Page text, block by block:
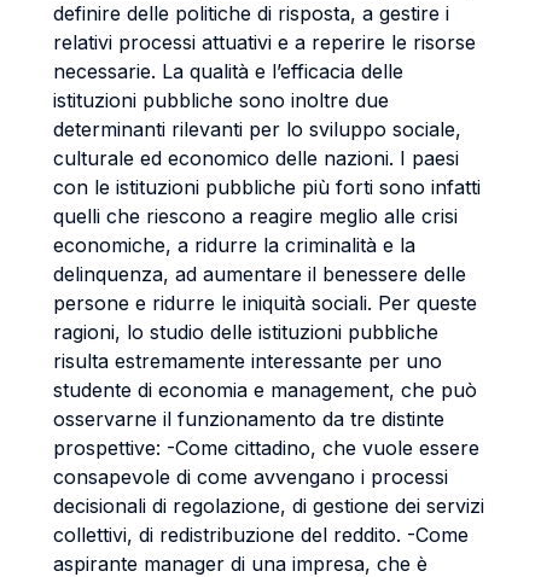
definire delle politiche di risposta, a gestire i
relativi processi attuativi e a reperire le risorse
necessarie. La qualità e l’efficacia delle
istituzioni pubbliche sono inoltre due
determinanti rilevanti per lo sviluppo sociale,
culturale ed economico delle nazioni. I paesi
con le istituzioni pubbliche più forti sono infatti
quelli che riescono a reagire meglio alle crisi
economiche, a ridurre la criminalità e la
delinquenza, ad aumentare il benessere delle
persone e ridurre le iniquità sociali. Per queste
ragioni, lo studio delle istituzioni pubbliche
risulta estremamente interessante per uno
studente di economia e management, che può
osservarne il funzionamento da tre distinte
prospettive: -Come cittadino, che vuole essere
consapevole di come avvengano i processi
decisionali di regolazione, di gestione dei servizi
collettivi, di redistribuzione del reddito. -Come
aspirante manager di una impresa, che è